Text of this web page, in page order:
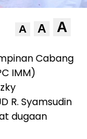
A A A
Cabang
IMM)
R. Syamsudin
dugaan